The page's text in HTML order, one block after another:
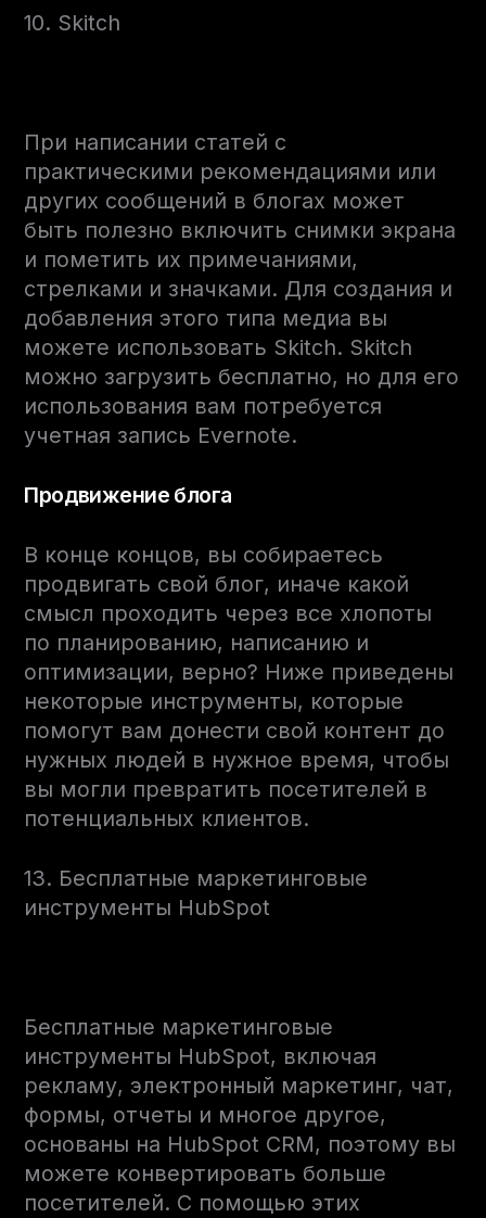
10. Skitch
При написании статей с
практическими рекомендациями или
других сообщений в блогах может
быть полезно включить снимки экрана
и пометить их примечаниями,
стрелками и значками. Для создания и
добавления этого типа медиа вы
можете использовать Skitch. Skitch
можно загрузить бесплатно, но для его
использования вам потребуется
учетная запись Evernote.
Продвижение блога
В конце концов, вы собираетесь
продвигать свой блог, иначе какой
смысл проходить через все хлопоты
по планированию, написанию и
оптимизации, верно? Ниже приведены
некоторые инструменты, которые
помогут вам донести свой контент до
нужных людей в нужное время, чтобы
вы могли превратить посетителей в
потенциальных клиентов.
13. Бесплатные маркетинговые
инструменты HubSpot
Бесплатные маркетинговые
инструменты HubSpot, включая
рекламу, электронный маркетинг, чат,
формы, отчеты и многое другое,
основаны на HubSpot CRM, поэтому вы
можете конвертировать больше
посетителей. С помощью этих